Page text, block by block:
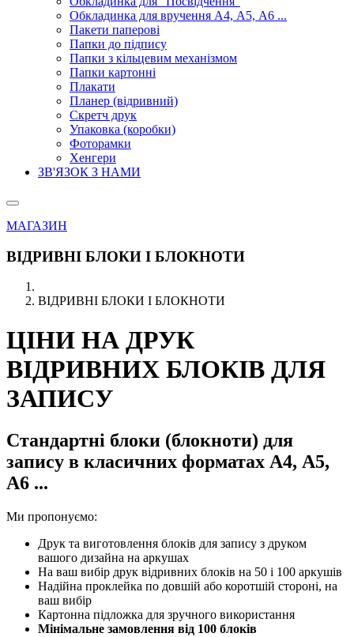
Обкладинка для вручення А4, А5, А6 ...
Пакети паперові
Папки до підпису
Папки з кільцевим механізмом
Папки картонні
Плакати
Планер (відривний)
Скретч друк
Упаковка (коробки)
Фоторамки
Хенгери
ЗВ'ЯЗОК З НАМИ
МАГАЗИН
ВІДРИВНІ БЛОКИ І БЛОКНОТИ
ВІДРИВНІ БЛОКИ І БЛОКНОТИ
ЦІНИ НА ДРУК
ВІДРИВНИХ БЛОКІВ ДЛЯ
ЗАПИСУ
Стандартні блоки (блокноти) для
запису в класичних форматах А4, А5,
А6 ...
Ми пропонуємо:
Друк та виготовлення блоків для запису з друком
вашого дизайна на аркушах
На ваш вибір друк відривних блоків на 50 і 100 аркушів
Надійна проклейка по довшій або коротшій стороні, на
ваш вибір
Картонна підложка для зручного використання
Мінімальне замовлення від 100 блоків